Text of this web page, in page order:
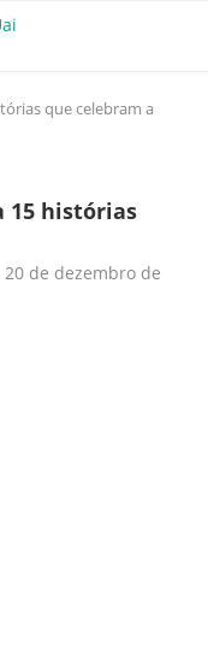
que celebram a
15 histórias
20 de dezembro de